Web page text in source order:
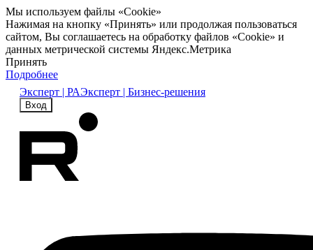
Мы используем файлы «Cookie»
Нажимая на кнопку «Принять» или продолжая пользоваться
сайтом, Вы соглашаетесь на обработку файлов «Cookie» и
данных метрической системы Яндекс.Метрика
Принять
Подробнее
Эксперт | РАЭксперт | Бизнес-решения
Вход